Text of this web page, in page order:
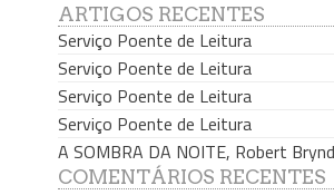
ARTIGOS RECENTES
Serviço Poente de Leitura
Serviço Poente de Leitura
Serviço Poente de Leitura
Serviço Poente de Leitura
A SOMBRA DA NOITE, Robert
COMENTÁRIOS RECENTES